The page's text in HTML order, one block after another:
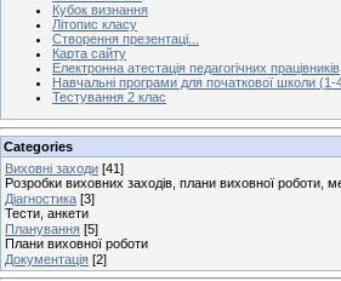
Кубок визнання
Літопис класу
Створення презентаці...
Карта сайту
Електронна атестація педагогічних працівників
Навчальні програми для початкової школи (1-
Тестування 2 клас
Categories
Виховні заходи [41]
Розробки виховних заходів, плани виховної роботи,
Діагностика [3]
Тести, анкети
Планування [5]
Плани виховної роботи
Документація [2]